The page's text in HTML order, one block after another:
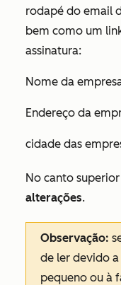
rodapé do email
bem como um
assinatura:
Nome da
Endereço da
cidade das
No canto
alterações.
Observação:
de ler devido
pequeno ou à